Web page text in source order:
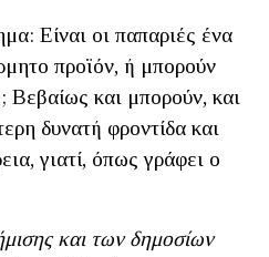
Είναι οι παπαριές ένα
προϊόν, ή μπορούν
Βεβαίως και μπορούν, και
δυνατή φροντίδα και
γιατί, όπως γράφει ο
και των δημοσίων